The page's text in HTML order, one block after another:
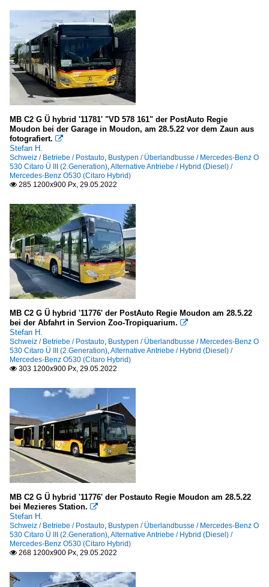
MB C2 G Ü hybrid '11781' "VD 578 161" der PostAuto Regie
Moudon bei der Garage in Moudon, am 28.5.22 vor dem Zaun aus
fotografiert. 
Stefan H.
Schweiz / Betriebe / Postauto, Bustypen / Überlandbusse / Mercedes-Benz O
530 Citaro Ü III (2.Generation),Alternative Antriebe / Hybrid (Diesel) /
Mercedes-Benz O530 (Citaro Hybrid)
 285 1200x900 Px, 29.05.2022
MB C2 G Ü hybrid '11776' der PostAuto Regie Moudon am 28.5.22
bei der Abfahrt in Servion Zoo-Tropiquarium. 
Stefan H.
Schweiz / Betriebe / Postauto, Bustypen / Überlandbusse / Mercedes-Benz O
530 Citaro Ü III (2.Generation),Alternative Antriebe / Hybrid (Diesel) /
Mercedes-Benz O530 (Citaro Hybrid)
 303 1200x900 Px, 29.05.2022
MB C2 G Ü hybrid '11776' der Postauto Regie Moudon am 28.5.22
bei Mezieres Station. 
Stefan H.
Schweiz / Betriebe / Postauto, Bustypen / Überlandbusse / Mercedes-Benz O
530 Citaro Ü III (2.Generation),Alternative Antriebe / Hybrid (Diesel) /
Mercedes-Benz O530 (Citaro Hybrid)
 268 1200x900 Px, 29.05.2022